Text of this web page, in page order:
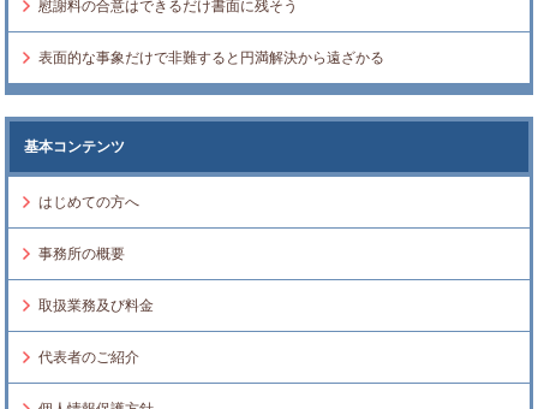
慰謝料の合意はできるだけ書面に残そう
表面的な事象だけで非難すると円満解決から遠ざかる
基本コンテンツ
はじめての方へ
事務所の概要
取扱業務及び料金
代表者のご紹介